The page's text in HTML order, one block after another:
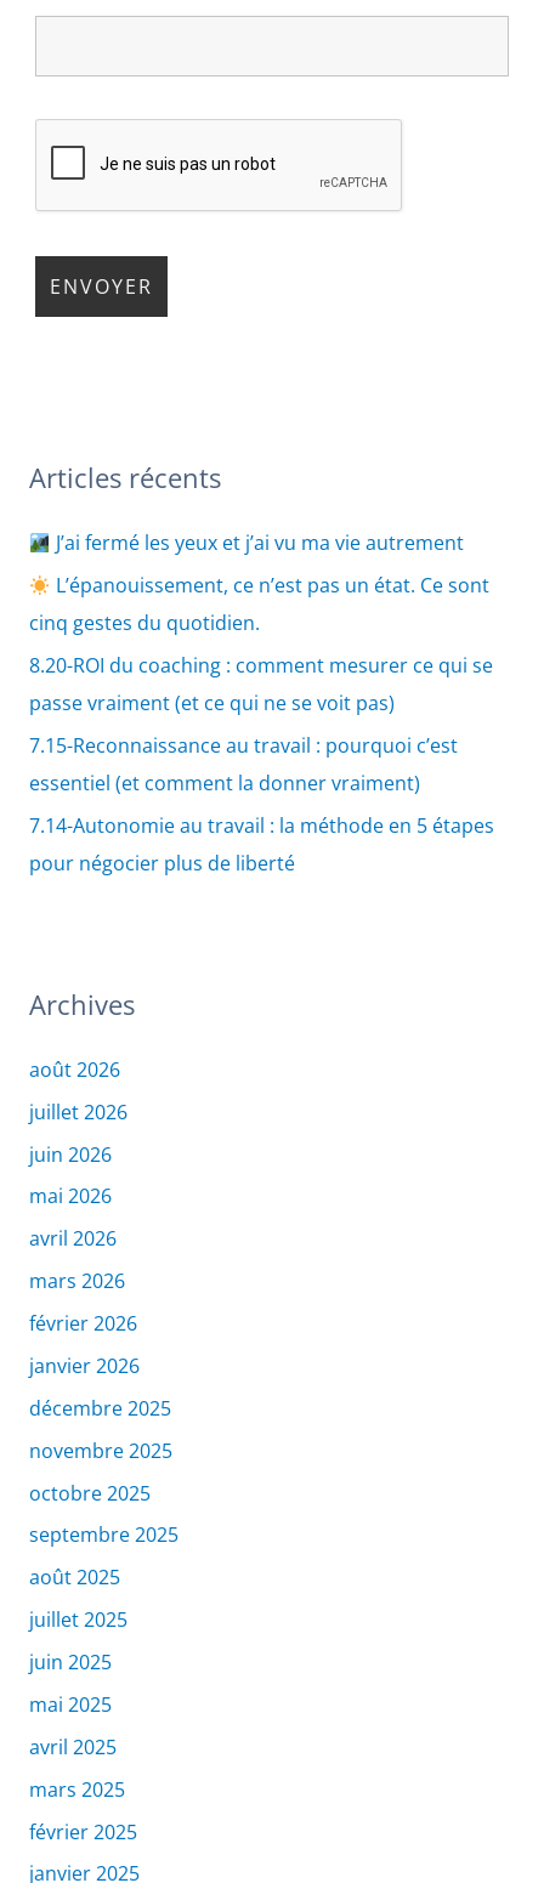
Articles récents
J’ai fermé les yeux et j’ai vu ma vie autrement
L’épanouissement, ce n’est pas un état. Ce sont
cinq gestes du quotidien.
8.20-ROI du coaching : comment mesurer ce qui se
passe vraiment (et ce qui ne se voit pas)
7.15-Reconnaissance au travail : pourquoi c’est
essentiel (et comment la donner vraiment)
7.14-Autonomie au travail : la méthode en 5 étapes
pour négocier plus de liberté
Archives
août 2026
juillet 2026
juin 2026
mai 2026
avril 2026
mars 2026
février 2026
janvier 2026
décembre 2025
novembre 2025
octobre 2025
septembre 2025
août 2025
juillet 2025
juin 2025
mai 2025
avril 2025
mars 2025
février 2025
janvier 2025